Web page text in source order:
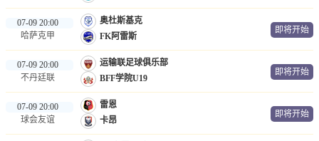
07-09 20:00
哈萨克甲
奥杜斯基克
FK阿雷斯
即将开始
07-09 20:00
不丹廷联
运输联足球俱乐部
BFF学院U19
即将开始
07-09 20:00
球会友谊
雷恩
卡昂
即将开始